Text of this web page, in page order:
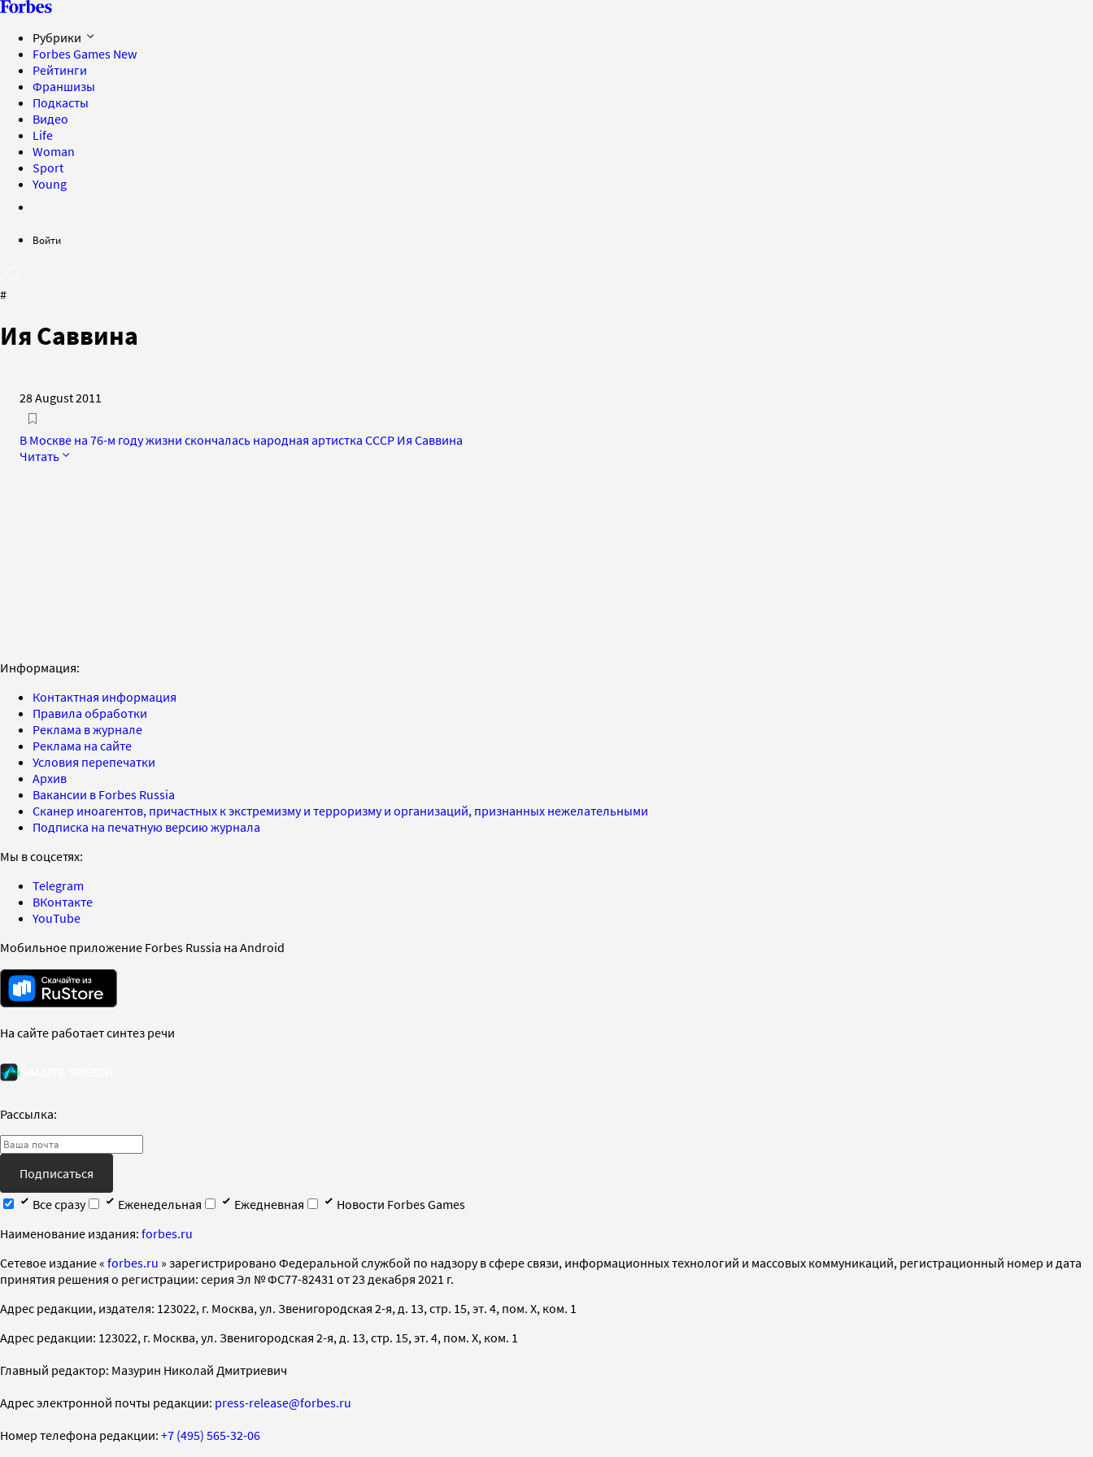
Рубрики
Forbes Games New
Рейтинги
Франшизы
Подкасты
Видео
Life
Woman
Sport
Young
Войти
#
Ия Саввина
28 August 2011
В Москве на 76-м году жизни скончалась народная артистка СССР Ия Саввина
Читать
Информация:
Контактная информация
Правила обработки
Реклама в журнале
Реклама на сайте
Условия перепечатки
Архив
Вакансии в Forbes Russia
Сканер иноагентов, причастных к экстремизму и терроризму и организаций, признанных нежелательными
Подписка на печатную версию журнала
Мы в соцсетях:
Telegram
ВКонтакте
YouTube
Мобильное приложение Forbes Russia на Android
На сайте работает синтез речи
Рассылка:
Подписаться
Все сразу
Еженедельная Ежедневная
Новости Forbes Games
Наименование издания: forbes.ru
Cетевое издание « forbes.ru » зарегистрировано Федеральной службой по надзору в сфере связи, информационных технологий и массовых коммуникаций, регистрационный номер и дата
принятия решения о регистрации: серия Эл № ФС77-82431 от 23 декабря 2021 г.
Адрес редакции, издателя: 123022, г. Москва, ул. Звенигородская 2-я, д. 13, стр. 15, эт. 4, пом. X, ком. 1
Адрес редакции: 123022, г. Москва, ул. Звенигородская 2-я, д. 13, стр. 15, эт. 4, пом. X, ком. 1
Главный редактор: Мазурин Николай Дмитриевич
Адрес электронной почты редакции: press-release@forbes.ru
Номер телефона редакции: +7 (495) 565-32-06